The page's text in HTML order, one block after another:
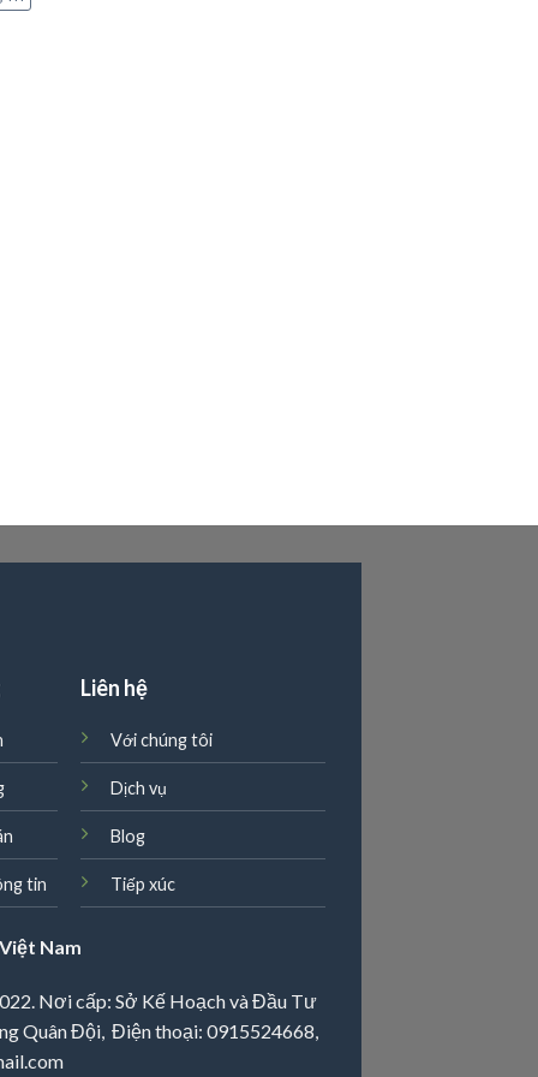
tin
Liên hệ
Với chúng tôi
Dịch vụ
Blog
Tiếp xúc
Nam
Nơi cấp: Sở Kế Hoạch và Đầu Tư
Quân Đội, Điện thoại: 0915524668,